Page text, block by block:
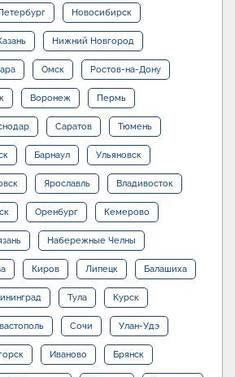
Новосибирск
Нижний Новгород
Омск Ростов-на-Дону
Воронеж Пермь
Саратов Тюмень
Барнаул Ульяновск
Ярославль Владивосток
Оренбург Кемерово
Набережные Челны
Киров Липецк Балашиха
Тула Курск
Сочи Улан-Удэ
Иваново Брянск